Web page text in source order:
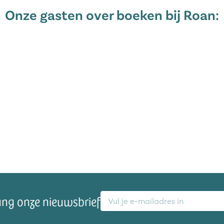
Onze gasten over boeken bij Roan:
onze nieuwsbrief
E-mailadres